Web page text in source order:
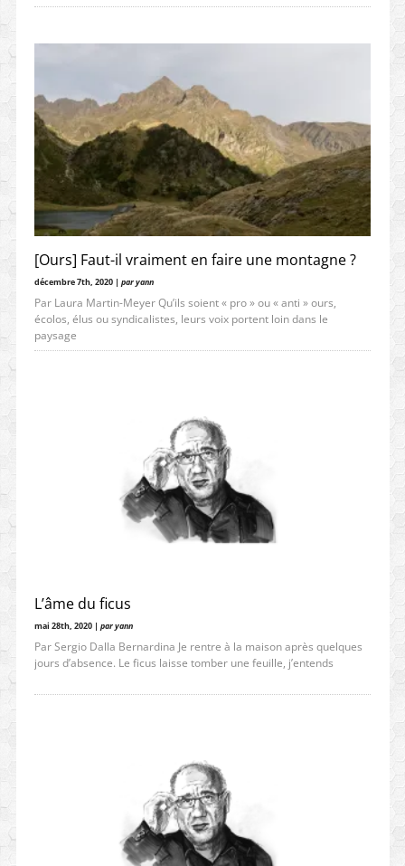
[Ours] Faut-il vraiment en faire une montagne ?
décembre 7th, 2020 | par yann
Par Laura Martin-Meyer Qu’ils soient « pro » ou « anti » ours,
écolos, élus ou syndicalistes, leurs voix portent loin dans le
paysage
L’âme du ficus
mai 28th, 2020 | par yann
Par Sergio Dalla Bernardina Je rentre à la maison après quelques
jours d’absence. Le ficus laisse tomber une feuille, j’entends